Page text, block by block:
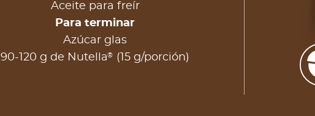
Aceite para freír
Para terminar
Azúcar glas
90-120 g de Nutella® (15 g/porción)